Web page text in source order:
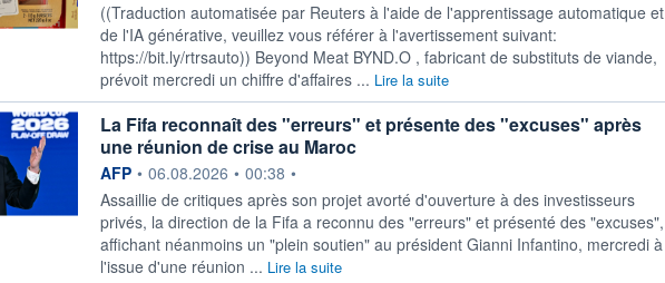
((Traduction automatisée par Reuters à l'aide de l'apprentissage automatique et
de l'IA générative, veuillez vous référer à l'avertissement suivant:
https://bit.ly/rtrsauto)) Beyond Meat BYND.O , fabricant de substituts de viande,
prévoit mercredi un chiffre d'affaires ... Lire la suite
La Fifa reconnaît des "erreurs" et présente des "excuses" après
une réunion de crise au Maroc
information fournie par
AFP • 06.08.2026 • 00:38 •
Assaillie de critiques après son projet avorté d'ouverture à des investisseurs
privés, la direction de la Fifa a reconnu des "erreurs" et présenté des "excuses",
affichant néanmoins un "plein soutien" au président Gianni Infantino, mercredi à
l'issue d'une réunion ... Lire la suite